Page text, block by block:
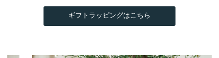
ギフトラッピングはこちら